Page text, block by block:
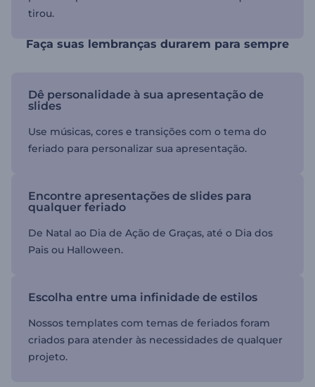
tirou.
Faça suas lembranças durarem para sempre
Dê personalidade à sua apresentação de
slides
Use músicas, cores e transições com o tema do
feriado para personalizar sua apresentação.
Encontre apresentações de slides para
qualquer feriado
De Natal ao Dia de Ação de Graças, até o Dia dos
Pais ou Halloween.
Escolha entre uma infinidade de estilos
Nossos templates com temas de feriados foram
criados para atender às necessidades de qualquer
projeto.